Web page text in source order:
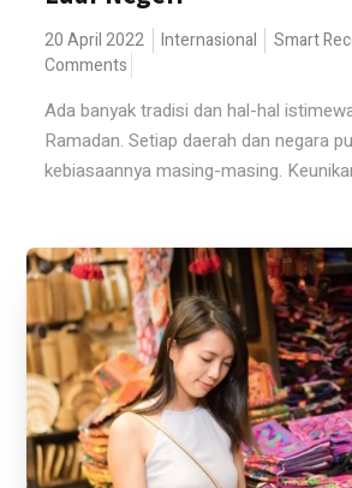
20 April 2022 Internasional Smart
Comments
Ada banyak tradisi dan hal-hal
Ramadan. Setiap daerah dan negara
kebiasaannya masing-masing.